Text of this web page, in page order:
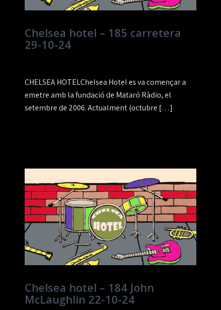
Chelsea hotel – 185 carretera
29-10-24
CHELSEA HOTELChelsea Hotel es va començar a
emetre amb la fundació de Mataró Ràdio, el
setembre de 2006. Actualment (octubre […]
Chelsea hotel – 184 John
McLaughlin 22-10-24